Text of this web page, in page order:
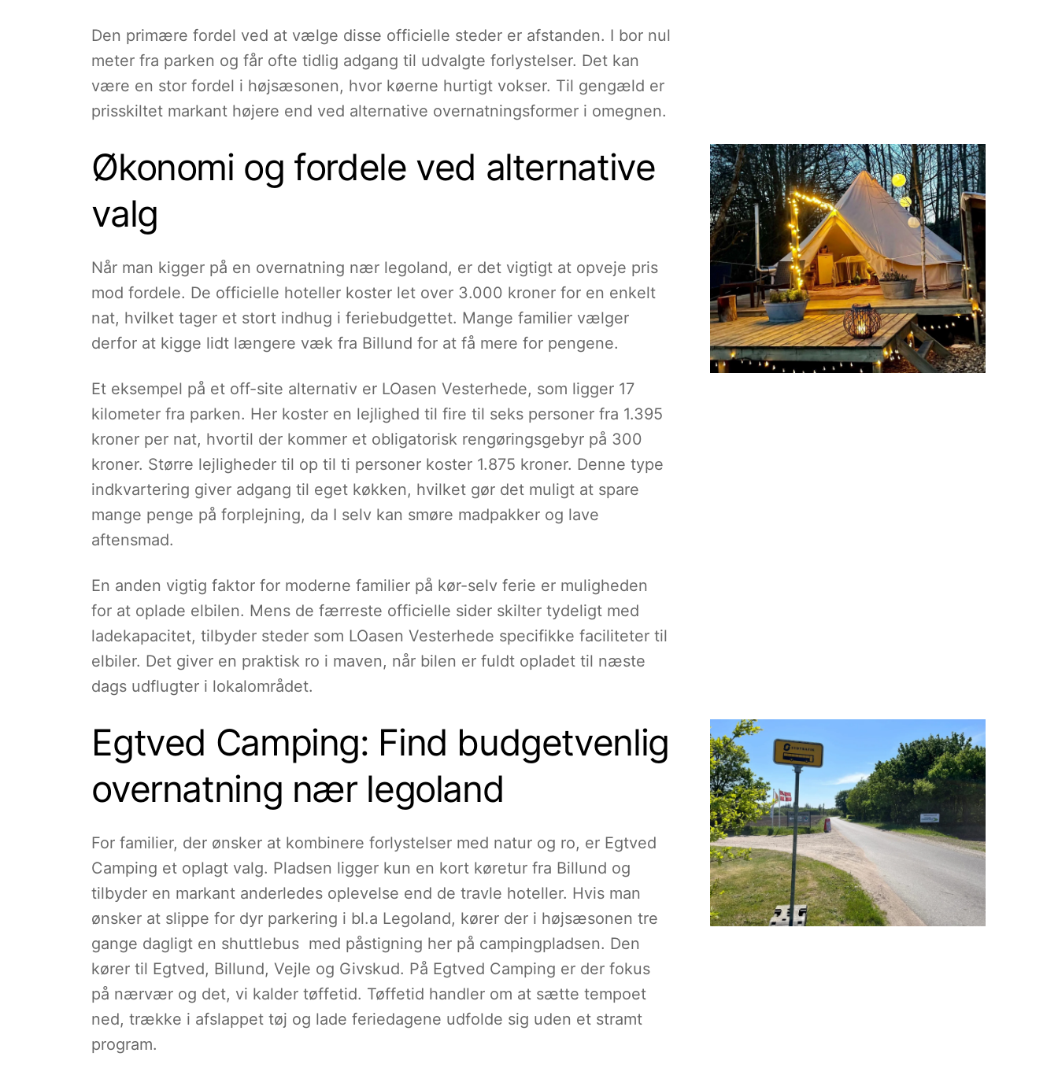
Den primære fordel ved at vælge disse officielle steder er afstanden. I bor nul
meter fra parken og får ofte tidlig adgang til udvalgte forlystelser. Det kan
være en stor fordel i højsæsonen, hvor køerne hurtigt vokser. Til gengæld er
prisskiltet markant højere end ved alternative overnatningsformer i omegnen.
Økonomi og fordele ved alternative
valg
Når man kigger på en overnatning nær legoland, er det vigtigt at opveje pris
mod fordele. De officielle hoteller koster let over 3.000 kroner for en enkelt
nat, hvilket tager et stort indhug i feriebudgettet. Mange familier vælger
derfor at kigge lidt længere væk fra Billund for at få mere for pengene.
Et eksempel på et off-site alternativ er LOasen Vesterhede, som ligger 17
kilometer fra parken. Her koster en lejlighed til fire til seks personer fra 1.395
kroner per nat, hvortil der kommer et obligatorisk rengøringsgebyr på 300
kroner. Større lejligheder til op til ti personer koster 1.875 kroner. Denne type
indkvartering giver adgang til eget køkken, hvilket gør det muligt at spare
mange penge på forplejning, da I selv kan smøre madpakker og lave
aftensmad.
En anden vigtig faktor for moderne familier på kør-selv ferie er muligheden
for at oplade elbilen. Mens de færreste officielle sider skilter tydeligt med
ladekapacitet, tilbyder steder som LOasen Vesterhede specifikke faciliteter til
elbiler. Det giver en praktisk ro i maven, når bilen er fuldt opladet til næste
dags udflugter i lokalområdet.
Egtved Camping: Find budgetvenlig
overnatning nær legoland
For familier, der ønsker at kombinere forlystelser med natur og ro, er Egtved
Camping et oplagt valg. Pladsen ligger kun en kort køretur fra Billund og
tilbyder en markant anderledes oplevelse end de travle hoteller. Hvis man
ønsker at slippe for dyr parkering i bl.a Legoland, kører der i højsæsonen tre
gange dagligt en shuttlebus med påstigning her på campingpladsen. Den
kører til Egtved, Billund, Vejle og Givskud. På Egtved Camping er der fokus
på nærvær og det, vi kalder tøffetid. Tøffetid handler om at sætte tempoet
ned, trække i afslappet tøj og lade feriedagene udfolde sig uden et stramt
program.